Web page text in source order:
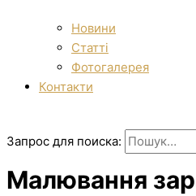
Новини
Статті
Фотогалерея
Контакти
Запрос для поиска:
Малювання